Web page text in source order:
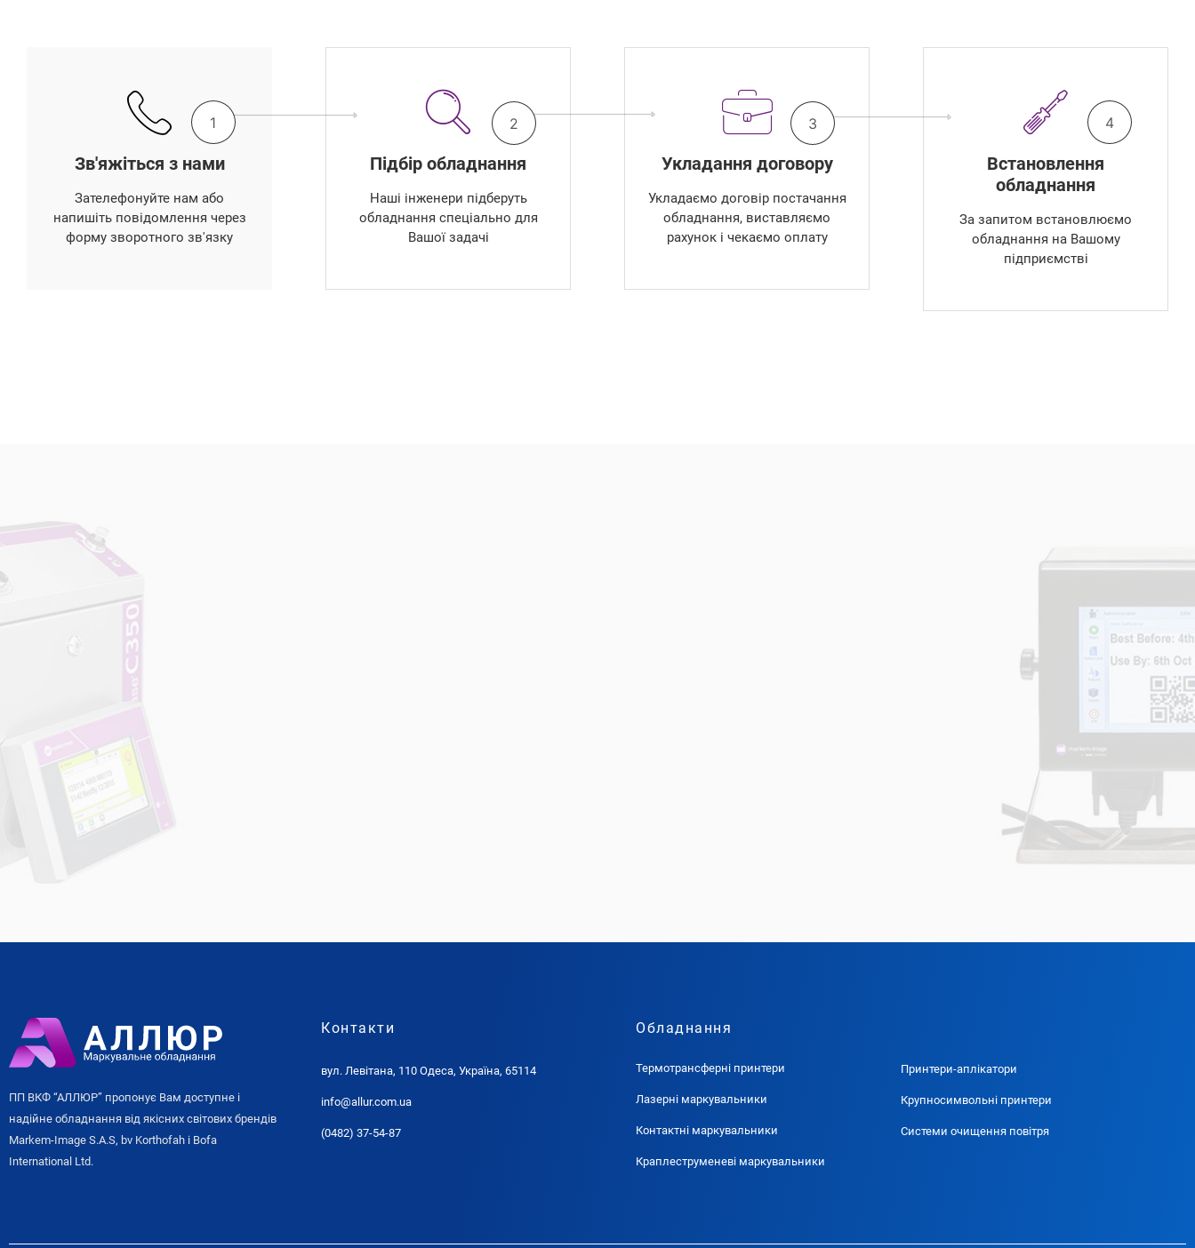
Зв'яжіться з нами
Зателефонуйте нам або
напишіть повідомлення через
форму зворотного зв'язку
1
Підбір обладнання
Наші інженери підберуть
обладнання спеціально для
Вашої задачі
2
Укладання договору
Укладаємо договір постачання
обладнання, виставляємо
рахунок і чекаємо оплату
3
Встановлення
обладнання
За запитом встановлюємо
обладнання на Вашому
підприємстві
4
ПП ВКФ “АЛЛЮР” пропонує Вам доступне і
надійне обладнання від якісних світових брендів
Markem-Image S.A.S, bv Korthofah і Bofa
International Ltd.
Контакти
вул. Левітана, 110 Одеса, Україна, 65114
info@allur.com.ua
(0482) 37-54-87
Обладнання
Термотрансферні принтери
Лазерні маркувальники
Контактні маркувальники
Краплеструменеві маркувальники
Принтери-аплікатори
Крупносимвольні принтери
Системи очищення повітря